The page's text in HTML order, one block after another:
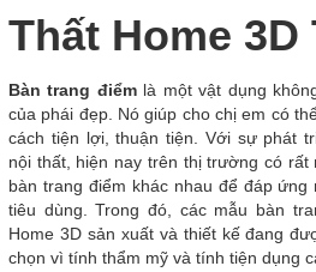
Thất Home 3D
Bàn trang điểmlà một vật dụng
của phái đẹp. Nó giúp cho chị em có
cách tiện lợi, thuận tiện. Với sự phát
nội thất, hiện nay trên thị trường có rất
bàn trang điểm khác nhau để đáp
tiêu dùng. Trong đó, các mẫu bàn
Home 3D sản xuất và thiết kế đang
chọn vì tính thẩm mỹ và tính tiện dụng